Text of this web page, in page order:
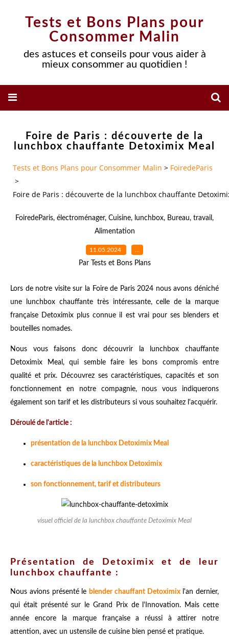
Tests et Bons Plans pour
Consommer Malin
des astuces et conseils pour vous aider à
mieux consommer au quotidien !
Foire de Paris : découverte de la
lunchbox chauffante Detoximix Meal
Tests et Bons Plans pour Consommer Malin > FoiredeParis
>
Foire de Paris : découverte de la lunchbox chauffante
FoiredeParis, électroménager, Cuisine, lunchbox, Bureau, travail ,
Alimentation
11.05.2024 …
Par Tests et Bons Plans
Lors de notre visite sur la Foire de Paris 2024 nous avons déniché
une lunchbox chauffante très intéressante, celle de la marque
française Detoximix plus connue il est vrai pour ses blenders et
bouteilles nomades.
Nous vous faisons donc découvrir la lunchbox chauffante
Detoximix Meal, qui semble faire les bons compromis entre
qualité et prix. Découvrez ses caractéristiques, capacités et son
fonctionnement en notre compagnie, nous vous indiquerons
également son tarif et les distributeurs si vous souhaitez l'acquérir.
Déroulé de l'article :
présentation de la lunchbox Detoximix Meal
caractéristiques de la lunchbox Detoximix
son fonctionnement, tarif et distributeurs
visuel officiel de la lunchbox chauffante Detoximix Meal
Présentation de Detoximix et de leur
lunchbox chauffante :
Nous avions présenté le blender chauffant Detoximixl'an dernier,
qui était présenté sur le Grand Prix de l'Innovation. Mais cette
année encore la marque française a réussi à attirer notre
attention, avec un ustensile de cuisine bien pensé et pratique.